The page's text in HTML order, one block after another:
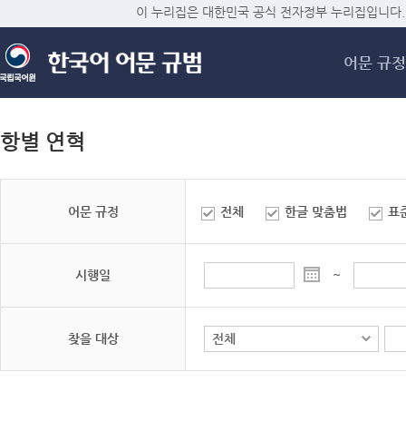
메
이 누리집은 대한민국 공식 전자정부 누리집입니다.
어문 규정
항별 연혁
어문 규정 전체 한글 맞춤법 표
시행일 ~
찾을 대상